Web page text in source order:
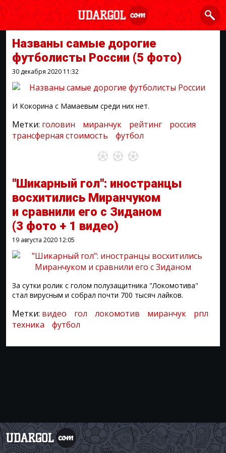
Названы самые дорогие
футболисты России (5 фото)
30 декабря 2020 11:32
И Кокорина с Мамаевым среди них нет.
Метки: головин миранчук рейтинг
россия
трансферная стоимость
футбол
"Шикарный гол": иностранцы
восхитились Миранчуком
и сравнили его с Зиданом
(3 фото + 1 видео)
19 августа 2020 12:05
За сутки ролик с голом полузащитника "Локомотива"
стал вирусным и собрал почти 700 тысяч лайков.
Метки: видео гол локомотив миранчук
рпл
техника
футбол